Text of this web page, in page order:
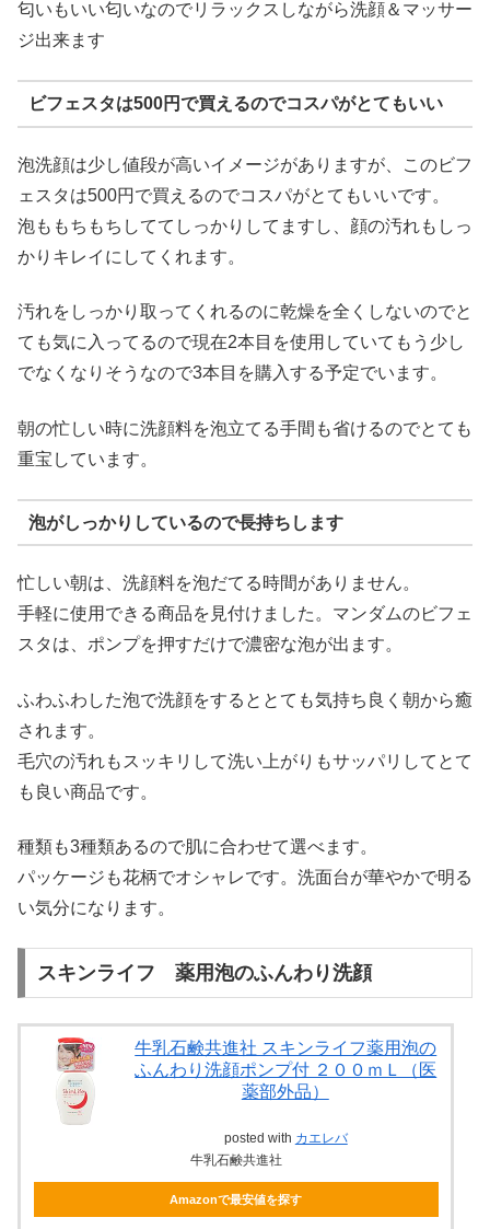
匂いもいい匂いなのでリラックスしながら洗顔＆マッサー
ジ出来ます
ビフェスタは500円で買えるのでコスパがとてもいい
泡洗顔は少し値段が高いイメージがありますが、このビフ
ェスタは500円で買えるのでコスパがとてもいいです。
泡ももちもちしててしっかりしてますし、顔の汚れもしっ
かりキレイにしてくれます。
汚れをしっかり取ってくれるのに乾燥を全くしないのでと
ても気に入ってるので現在2本目を使用していてもう少し
でなくなりそうなので3本目を購入する予定でいます。
朝の忙しい時に洗顔料を泡立てる手間も省けるのでとても
重宝しています。
泡がしっかりしているので長持ちします
忙しい朝は、洗顔料を泡だてる時間がありません。
手軽に使用できる商品を見付けました。マンダムのビフェ
スタは、ポンプを押すだけで濃密な泡が出ます。
ふわふわした泡で洗顔をするととても気持ち良く朝から癒
されます。
毛穴の汚れもスッキリして洗い上がりもサッパリしてとて
も良い商品です。
種類も3種類あるので肌に合わせて選べます。
パッケージも花柄でオシャレです。洗面台が華やかで明る
い気分になります。
スキンライフ 薬用泡のふんわり洗顔
牛乳石鹸共進社 スキンライフ薬用泡の
ふんわり洗顔ポンプ付 ２００ｍＬ（医
薬部外品）
posted with カエレバ
牛乳石鹸共進社
Amazonで最安値を探す